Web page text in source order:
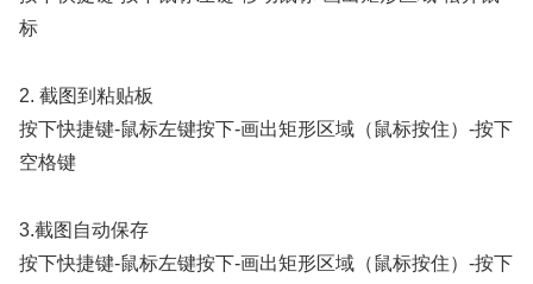
标
2. 截图到粘贴板
按下快捷键-鼠标左键按下-画出矩形区域（鼠标按住）-按下
空格键
3.截图自动保存
按下快捷键-鼠标左键按下-画出矩形区域（鼠标按住）-按下